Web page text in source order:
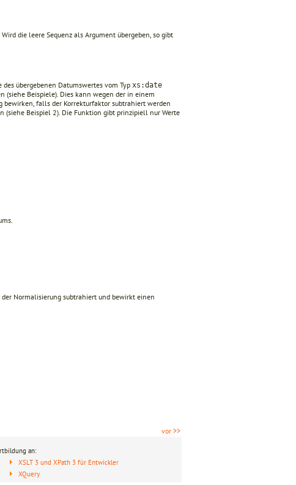
die leere Sequenz als Argument übergeben, so gibt
übergebenen Datumswertes vom Typ xs:date
Beispiele). Dies kann wegen der in einem
bewirken, falls der Korrekturfaktor subtrahiert werden
(siehe Beispiel 2). Die Funktion gibt prinzipiell nur Werte
Normalisierung subtrahiert und bewirkt einen
vor >>
an:
XSLT 3 und XPath 3 für Entwickler
XQuery